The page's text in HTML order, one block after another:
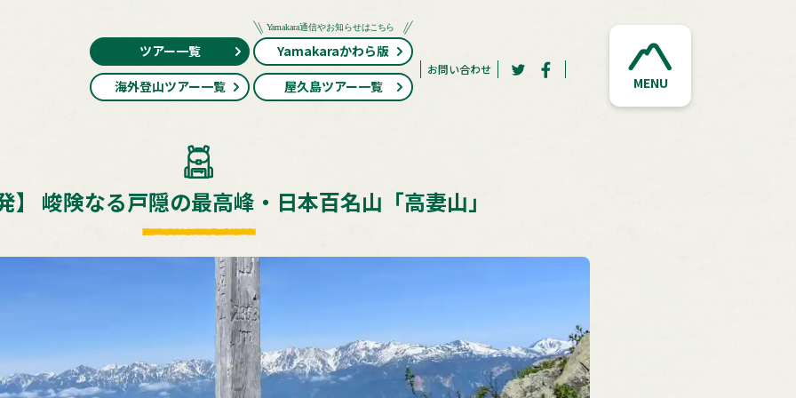
ツアー一覧
Yamakaraかわら版
海外登山ツアー一覧
屋久島ツアー一覧
お問い合わせ
MENU
】 峻険なる戸隠の最高峰・日本百名山「高妻山」